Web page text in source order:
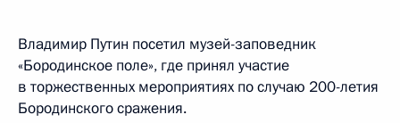
Владимир Путин посетил музей-заповедник
«Бородинское поле», где принял участие
в торжественных мероприятиях по случаю 200-летия
Бородинского сражения.